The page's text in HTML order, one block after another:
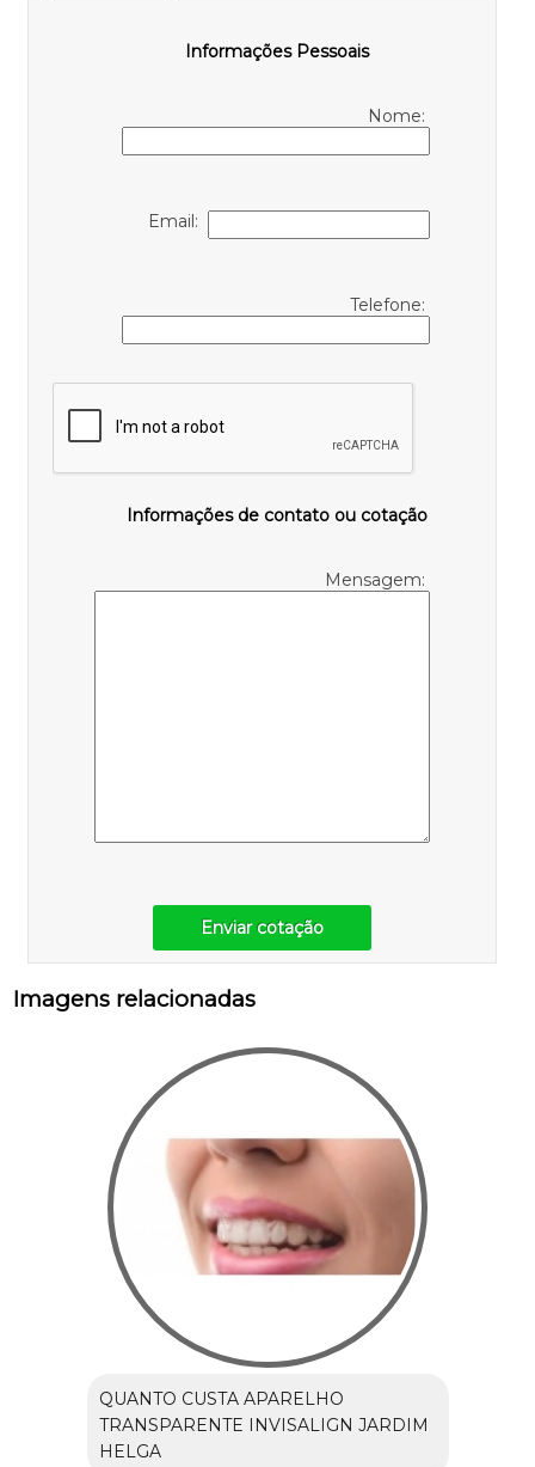
Informações Pessoais
Nome:
Email:
Telefone:
Informações de contato ou cotação
Mensagem:
Enviar cotação
Imagens relacionadas
QUANTO CUSTA APARELHO
TRANSPARENTE INVISALIGN JARDIM
HELGA